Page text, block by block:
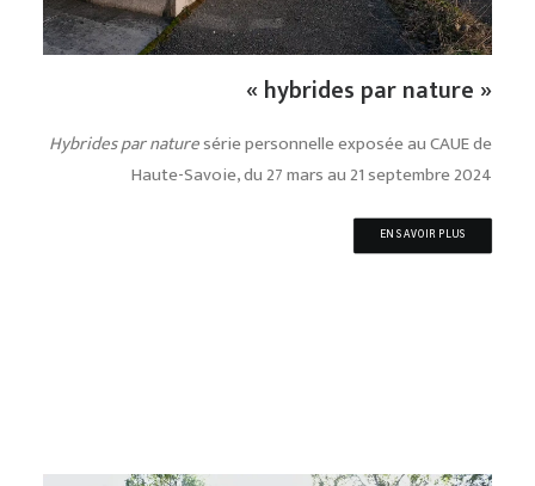
« hybrides par nature »
Hybrides par naturesérie personnelle exposée au CAUE de
Haute-Savoie, du 27 mars au 21 septembre 2024
EN SAVOIR PLUS